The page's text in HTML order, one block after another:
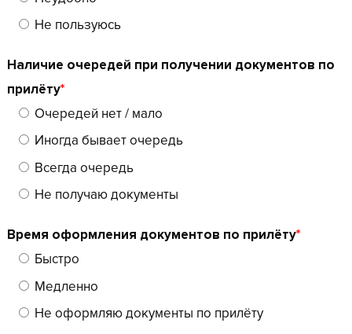
Не пользуюсь
Наличие очередей при получении документов по
прилёту*
Очередей нет / мало
Иногда бывает очередь
Всегда очередь
Не получаю документы
Время оформления документов по прилёту*
Быстро
Медленно
Не оформляю документы по прилёту